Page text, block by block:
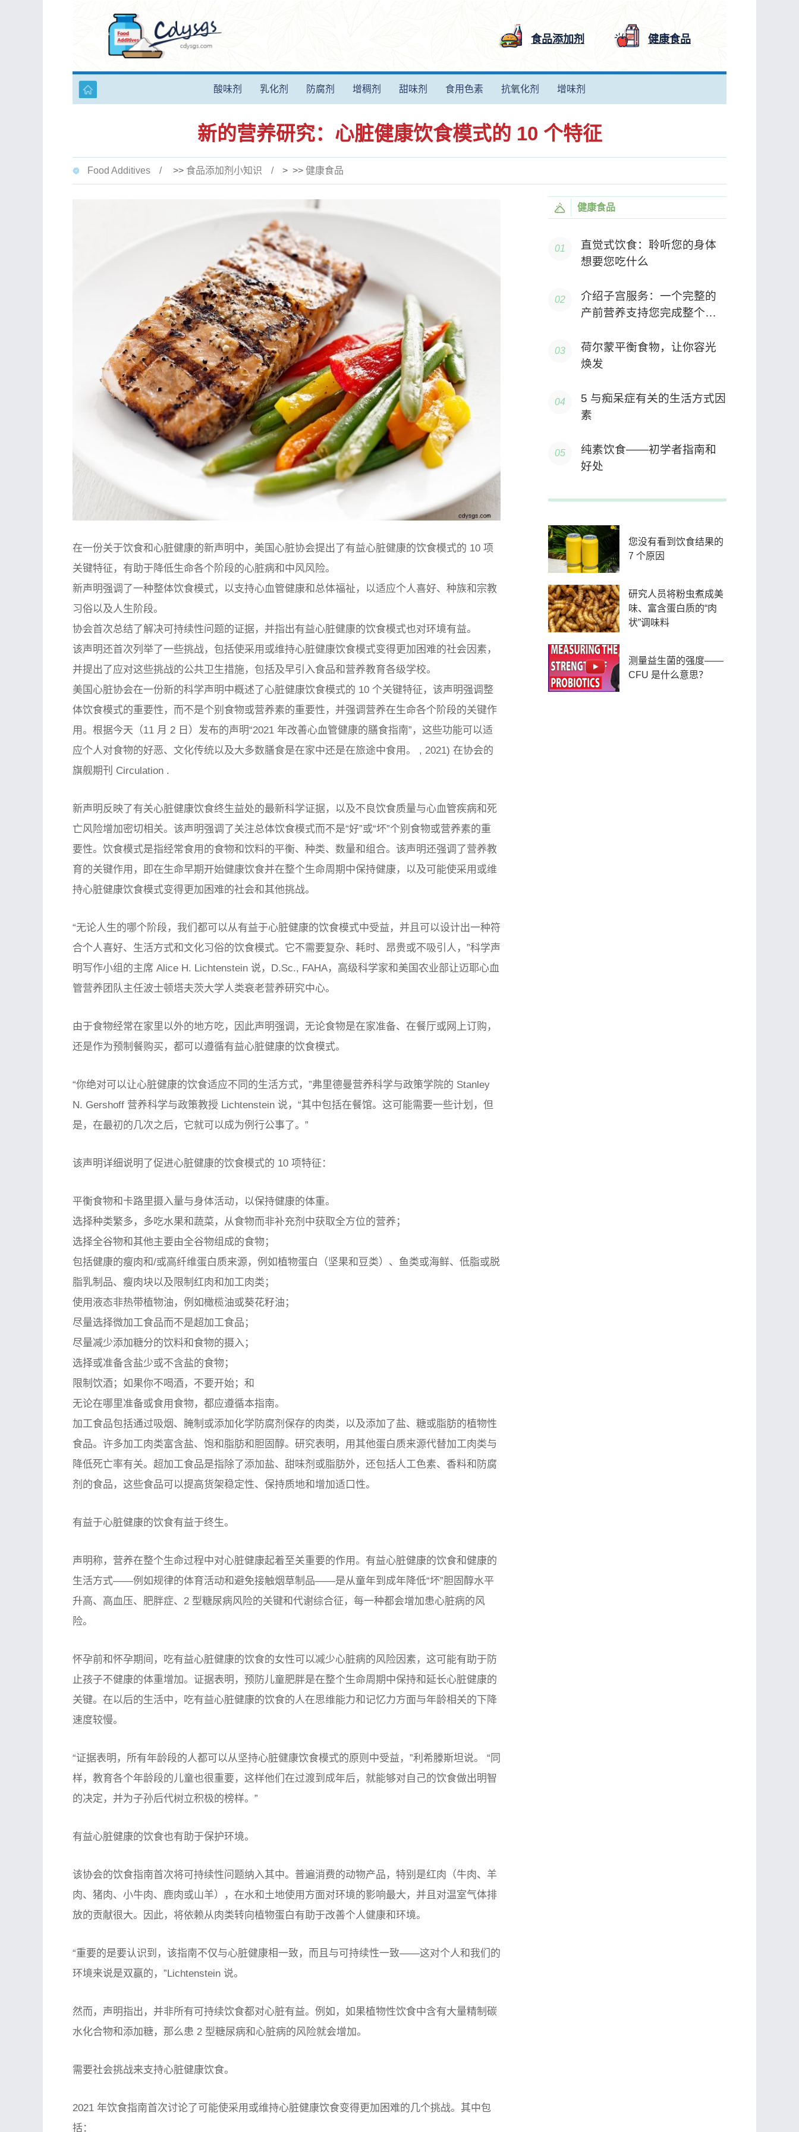
食品添加剂 健康食品
酸味剂 乳化剂 防腐剂 增稠剂 甜味剂 食用色素 抗氧化剂 增味剂
新的营养研究：心脏健康饮食模式的 10 个特征
Food Additives >> 食品添加剂小知识 > >> 健康食品
在一份关于饮食和心脏健康的新声明中，美国心脏协会提出了有益心脏健康的饮食模式的 10 项
关键特征，有助于降低生命各个阶段的心脏病和中风风险。
新声明强调了一种整体饮食模式，以支持心血管健康和总体福祉，以适应个人喜好、种族和宗教
习俗以及人生阶段。
协会首次总结了解决可持续性问题的证据，并指出有益心脏健康的饮食模式也对环境有益。
该声明还首次列举了一些挑战，包括使采用或维持心脏健康饮食模式变得更加困难的社会因素，
并提出了应对这些挑战的公共卫生措施，包括及早引入食品和营养教育各级学校。
美国心脏协会在一份新的科学声明中概述了心脏健康饮食模式的 10 个关键特征，该声明强调整
体饮食模式的重要性，而不是个别食物或营养素的重要性，并强调营养在生命各个阶段的关键作
用。根据今天（11 月 2 日）发布的声明“2021 年改善心血管健康的膳食指南”，这些功能可以适
应个人对食物的好恶、文化传统以及大多数膳食是在家中还是在旅途中食用。 , 2021) 在协会的
旗舰期刊 Circulation .
新声明反映了有关心脏健康饮食终生益处的最新科学证据，以及不良饮食质量与心血管疾病和死
亡风险增加密切相关。该声明强调了关注总体饮食模式而不是“好”或“坏”个别食物或营养素的重
要性。饮食模式是指经常食用的食物和饮料的平衡、种类、数量和组合。该声明还强调了营养教
育的关键作用，即在生命早期开始健康饮食并在整个生命周期中保持健康，以及可能使采用或维
持心脏健康饮食模式变得更加困难的社会和其他挑战。
“无论人生的哪个阶段，我们都可以从有益于心脏健康的饮食模式中受益，并且可以设计出一种符
合个人喜好、生活方式和文化习俗的饮食模式。它不需要复杂、耗时、昂贵或不吸引人，”科学声
明写作小组的主席 Alice H. Lichtenstein 说，D.Sc., FAHA，高级科学家和美国农业部让迈耶心血
管营养团队主任波士顿塔夫茨大学人类衰老营养研究中心。
由于食物经常在家里以外的地方吃，因此声明强调，无论食物是在家准备、在餐厅或网上订购，
还是作为预制餐购买，都可以遵循有益心脏健康的饮食模式。
“你绝对可以让心脏健康的饮食适应不同的生活方式，”弗里德曼营养科学与政策学院的 Stanley
N. Gershoff 营养科学与政策教授 Lichtenstein 说，“其中包括在餐馆。这可能需要一些计划，但
是，在最初的几次之后，它就可以成为例行公事了。”
该声明详细说明了促进心脏健康的饮食模式的 10 项特征：
平衡食物和卡路里摄入量与身体活动，以保持健康的体重。
选择种类繁多，多吃水果和蔬菜，从食物而非补充剂中获取全方位的营养；
选择全谷物和其他主要由全谷物组成的食物；
包括健康的瘦肉和/或高纤维蛋白质来源，例如植物蛋白（坚果和豆类）、鱼类或海鲜、低脂或脱
脂乳制品、瘦肉块以及限制红肉和加工肉类；
使用液态非热带植物油，例如橄榄油或葵花籽油；
尽量选择微加工食品而不是超加工食品；
尽量减少添加糖分的饮料和食物的摄入；
选择或准备含盐少或不含盐的食物；
限制饮酒；如果你不喝酒，不要开始；和
无论在哪里准备或食用食物，都应遵循本指南。
加工食品包括通过吸烟、腌制或添加化学防腐剂保存的肉类，以及添加了盐、糖或脂肪的植物性
食品。许多加工肉类富含盐、饱和脂肪和胆固醇。研究表明，用其他蛋白质来源代替加工肉类与
降低死亡率有关。超加工食品是指除了添加盐、甜味剂或脂肪外，还包括人工色素、香料和防腐
剂的食品，这些食品可以提高货架稳定性、保持质地和增加适口性。
有益于心脏健康的饮食有益于终生。
声明称，营养在整个生命过程中对心脏健康起着至关重要的作用。有益心脏健康的饮食和健康的
生活方式——例如规律的体育活动和避免接触烟草制品——是从童年到成年降低“坏”胆固醇水平
升高、高血压、肥胖症、2 型糖尿病风险的关键和代谢综合征，每一种都会增加患心脏病的风
险。
怀孕前和怀孕期间，吃有益心脏健康的饮食的女性可以减少心脏病的风险因素，这可能有助于防
止孩子不健康的体重增加。证据表明，预防儿童肥胖是在整个生命周期中保持和延长心脏健康的
关键。在以后的生活中，吃有益心脏健康的饮食的人在思维能力和记忆力方面与年龄相关的下降
速度较慢。
“证据表明，所有年龄段的人都可以从坚持心脏健康饮食模式的原则中受益，”利希滕斯坦说。 “同
样，教育各个年龄段的儿童也很重要，这样他们在过渡到成年后，就能够对自己的饮食做出明智
的决定，并为子孙后代树立积极的榜样。”
有益心脏健康的饮食也有助于保护环境。
该协会的饮食指南首次将可持续性问题纳入其中。普遍消费的动物产品，特别是红肉（牛肉、羊
肉、猪肉、小牛肉、鹿肉或山羊），在水和土地使用方面对环境的影响最大，并且对温室气体排
放的贡献很大。因此，将依赖从肉类转向植物蛋白有助于改善个人健康和环境。
“重要的是要认识到，该指南不仅与心脏健康相一致，而且与可持续性一致——这对个人和我们的
环境来说是双赢的，”Lichtenstein 说。
然而，声明指出，并非所有可持续饮食都对心脏有益。例如，如果植物性饮食中含有大量精制碳
水化合物和添加糖，那么患 2 型糖尿病和心脏病的风险就会增加。
需要社会挑战来支持心脏健康饮食。
2021 年饮食指南首次讨论了可能使采用或维持心脏健康饮食变得更加困难的几个挑战。其中包
括：
健康食品
直觉式饮食：聆听您的身体
想要您吃什么
介绍子宫服务：一个完整​​的
产前营养支持您完成整个怀
荷尔蒙平衡食物，让你容光
焕发
5 与痴呆症有关的生活方式因
素
纯素饮食——初学者指南和
好处
您没有看到饮食结果的
7 个原因
研究人员将粉虫煮成美
味、富含蛋白质的“肉
状”调味料
测量益生菌的强度——
CFU 是什么意思？